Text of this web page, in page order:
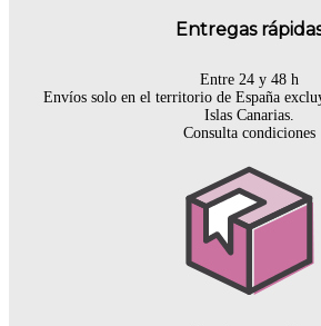
Entregas
Entre 24 y 48 h
Envíos solo en el territorio de España
Islas Canarias.
Consulta condiciones